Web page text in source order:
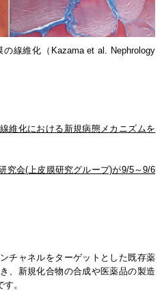
線維化（Kazama et al. Nephrology
維化における新規病態メカニズムを
究会(上皮膜研究グループ)が9/5～9/6
チャネルをターゲットとした既存薬
、新規化合物の合成や医薬品の製造
。